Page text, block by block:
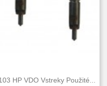
HP VDO Vstreky Použité...